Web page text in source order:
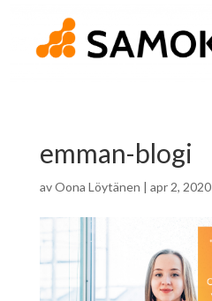
emman-blogi
avOona Löytänen | apr 2, 2020